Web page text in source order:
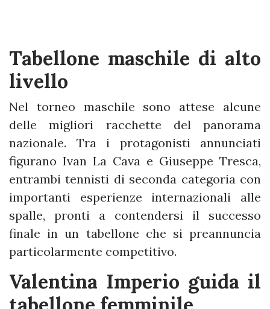
Tabellone maschile di alto
livello
Nel torneo maschile sono attese alcune
delle migliori racchette del panorama
nazionale. Tra i protagonisti annunciati
figurano Ivan La Cava e Giuseppe Tresca,
entrambi tennisti di seconda categoria con
importanti esperienze internazionali alle
spalle, pronti a contendersi il successo
finale in un tabellone che si preannuncia
particolarmente competitivo.
Valentina Imperio guida il